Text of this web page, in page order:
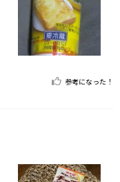
参考になった！